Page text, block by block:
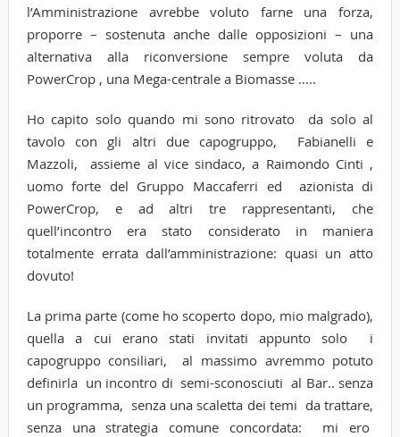
l’Amministrazione avrebbe voluto farne una forza,
proporre – sostenuta anche dalle opposizioni – una
alternativa alla riconversione sempre voluta da
PowerCrop , una Mega-centrale a Biomasse …..
Ho capito solo quando mi sono ritrovato da solo al
tavolo con gli altri due capogruppo, Fabianelli e
Mazzoli, assieme al vice sindaco, a Raimondo Cinti ,
uomo forte del Gruppo Maccaferri ed azionista di
PowerCrop, e ad altri tre rappresentanti, che
quell’incontro era stato considerato in maniera
totalmente errata dall’amministrazione: quasi un atto
dovuto!
La prima parte (come ho scoperto dopo, mio malgrado),
quella a cui erano stati invitati appunto solo i
capogruppo consiliari, al massimo avremmo potuto
definirla un incontro di semi-sconosciuti al Bar.. senza
un programma, senza una scaletta dei temi da trattare,
senza una strategia comune concordata: mi ero